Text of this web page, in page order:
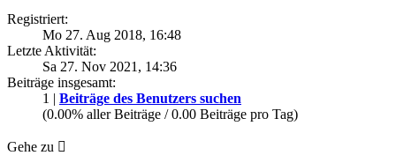
Registriert:
Mo 27. Aug 2018, 16:48
Letzte Aktivität:
Sa 27. Nov 2021, 14:36
Beiträge insgesamt:
1 | Beiträge des Benutzers suchen
(0.00% aller Beiträge / 0.00 Beiträge pro Tag)
Gehe zu